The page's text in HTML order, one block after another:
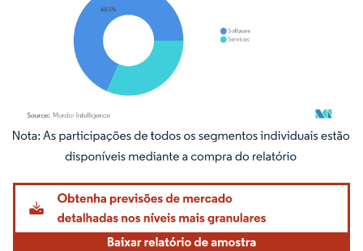
Imagem © Mordor Intelligence. O reuso requer atribuição conforme CC BY 4.0.